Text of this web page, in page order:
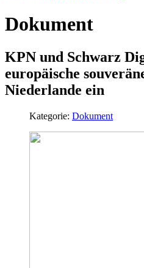
Dokument
KPN und Schwarz
europäische
Niederlande ein
Kategorie: Dokument